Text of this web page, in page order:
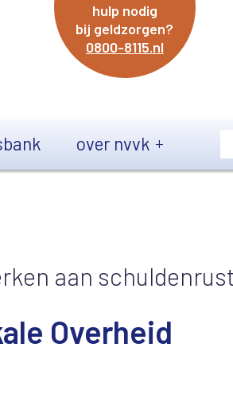
hulp nodig
bij geldzorgen?
0800-8115.nl
over nvvk
aan
Overheid